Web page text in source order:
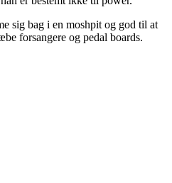
sig bag i en moshpit og god til at
forsangere og pedal boards.